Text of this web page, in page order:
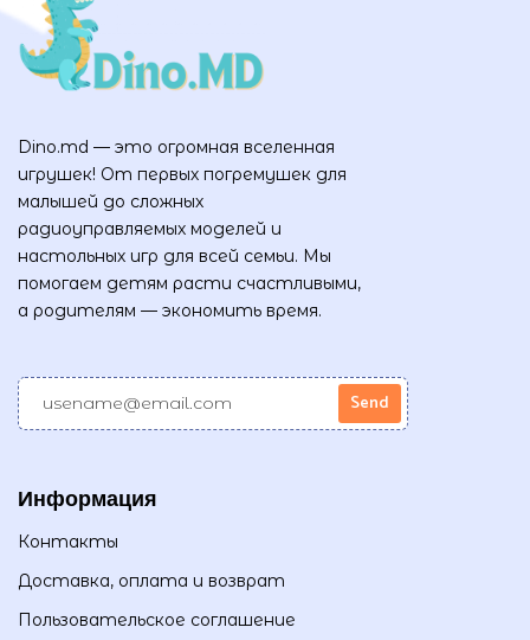
Dino.md — это огромная вселенная
игрушек! От первых погремушек для
малышей до сложных
радиоуправляемых моделей и
настольных игр для всей семьи. Мы
помогаем детям расти счастливыми,
а родителям — экономить время.
Информация
Контакты
Доставка, оплата и возврат
Пользовательское соглашение